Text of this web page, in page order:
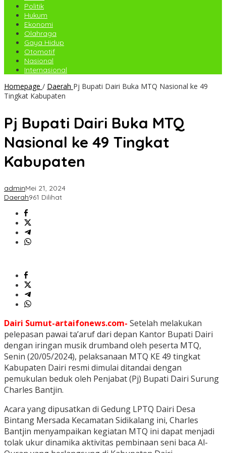
Politik
Hukum
Ekonomi
Olahraga
Gaya Hidup
Otomotif
Nasional
Internasional
Homepage / Daerah Pj Bupati Dairi Buka MTQ Nasional ke 49
Tingkat Kabupaten
Pj Bupati Dairi Buka MTQ
Nasional ke 49 Tingkat
Kabupaten
adminMei 21, 2024
Daerah961 Dilihat
Dairi Sumut-artaifonews.com- Setelah melakukan
pelepasan pawai ta’aruf dari depan Kantor Bupati Dairi
dengan iringan musik drumband oleh peserta MTQ,
Senin (20/05/2024), pelaksanaan MTQ KE 49 tingkat
Kabupaten Dairi resmi dimulai ditandai dengan
pemukulan beduk oleh Penjabat (Pj) Bupati Dairi Surung
Charles Bantjin.
Acara yang dipusatkan di Gedung LPTQ Dairi Desa
Bintang Mersada Kecamatan Sidikalang ini, Charles
Bantjin menyampaikan kegiatan MTQ ini dapat menjadi
tolak ukur dinamika aktivitas pembinaan seni baca Al-